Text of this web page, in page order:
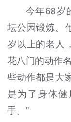
今年68岁
坛公园锻炼。
岁以上的老人
花八门的动作
些动作都是大
是为了身体
手。”